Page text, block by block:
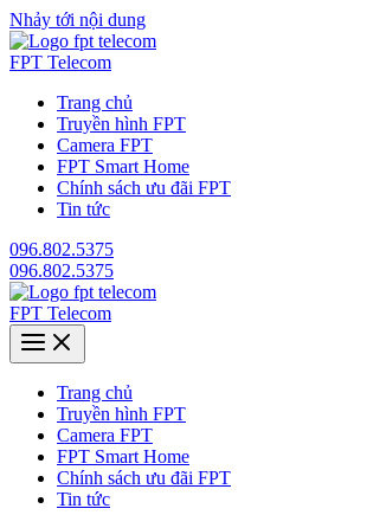
Nhảy tới nội dung
FPT Telecom
Trang chủ
Truyền hình FPT
Camera FPT
FPT Smart Home
Chính sách ưu đãi FPT
Tin tức
096.802.5375
096.802.5375
FPT Telecom
Trang chủ
Truyền hình FPT
Camera FPT
FPT Smart Home
Chính sách ưu đãi FPT
Tin tức